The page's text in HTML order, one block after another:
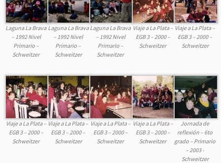
Laguna La Brava
– 1992 Nivel
Primario –
Schweitzer
Laguna La Brava
– 1992 Nivel
Primario –
Schweitzer
Laguna La Brava
– 1992 Nivel
Primario –
Schweitzer
Viaje a La Plata –
EGB 3 – 2000 –
Schweitzer
Viaje a La Plata –
EGB 3 – 2000 –
Schweitzer
Viaje a La Plata –
EGB 3 – 2000 –
Schweitzer
Viaje a La Plata –
EGB 3 – 2000 –
Schweitzer
Viaje a La Plata –
EGB 3 – 2000 –
Schweitzer
Viaje a La Plata –
EGB 3 – 2000 –
Schweitzer
Jornada de
reflexión – 6to
grado – Primario
– 2003 -
Schweitzer